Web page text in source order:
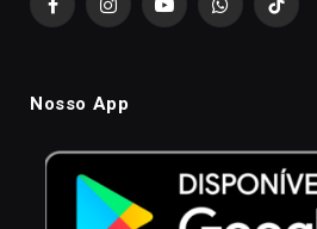
FacebookInstagramYouTubeWhatsAppTikTok
Nosso App